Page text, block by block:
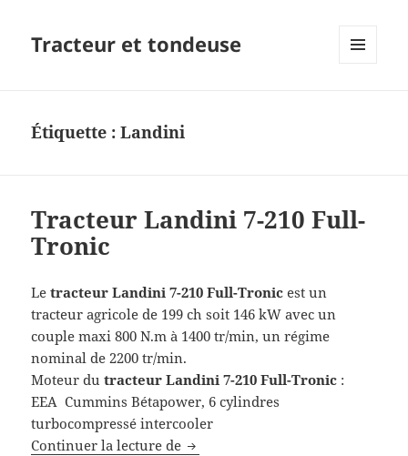
Tracteur et tondeuse
Étiquette :Landini
Tracteur Landini 7-210 Full-
Tronic
Letracteur Landini 7-210 Full-Tronicest un
tracteur agricole de 199 ch soit 146 kW avec un
couple maxi 800 N.m à 1400 tr/min, un régime
nominal de 2200 tr/min.
Moteur dutracteur Landini 7-210 Full-Tronic :
EEA Cummins Bétapower, 6 cylindres
turbocompressé intercooler
Continuer la lecture de Tracteur Landini 7-210 Full-